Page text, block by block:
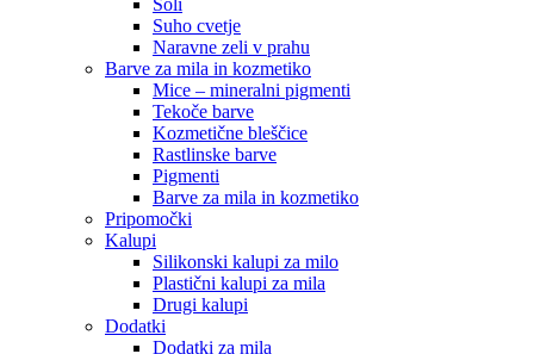
Soli
Suho cvetje
Naravne zeli v prahu
Barve za mila in kozmetiko
Mice – mineralni pigmenti
Tekoče barve
Kozmetične bleščice
Rastlinske barve
Pigmenti
Barve za mila in kozmetiko
Pripomočki
Kalupi
Silikonski kalupi za milo
Plastični kalupi za mila
Drugi kalupi
Dodatki
Dodatki za mila